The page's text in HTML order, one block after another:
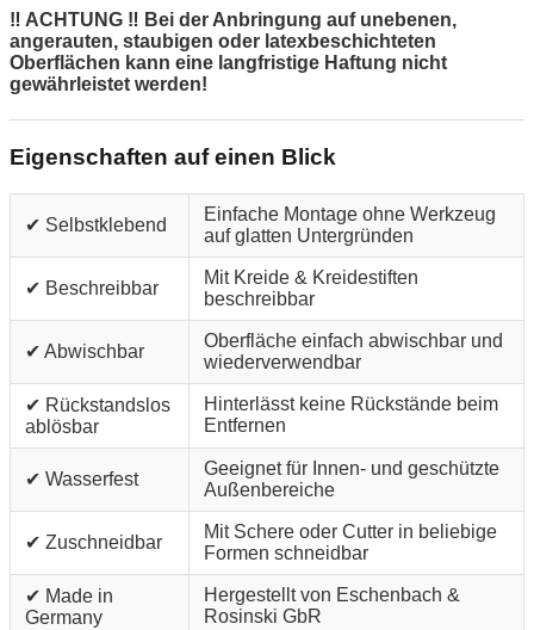
‼ ACHTUNG ‼ Bei der Anbringung auf unebenen,
angerauten, staubigen oder latexbeschichteten
Oberflächen kann eine langfristige Haftung nicht
gewährleistet werden!
Eigenschaften auf einen Blick
✔ Selbstklebend
Einfache Montage ohne Werkzeug
auf glatten Untergründen
✔ Beschreibbar
Mit Kreide & Kreidestiften
beschreibbar
✔ Abwischbar
Oberfläche einfach abwischbar und
wiederverwendbar
✔ Rückstandslos
ablösbar
Hinterlässt keine Rückstände beim
Entfernen
✔ Wasserfest
Geeignet für Innen- und geschützte
Außenbereiche
✔ Zuschneidbar
Mit Schere oder Cutter in beliebige
Formen schneidbar
✔ Made in
Germany
Hergestellt von Eschenbach &
Rosinski GbR